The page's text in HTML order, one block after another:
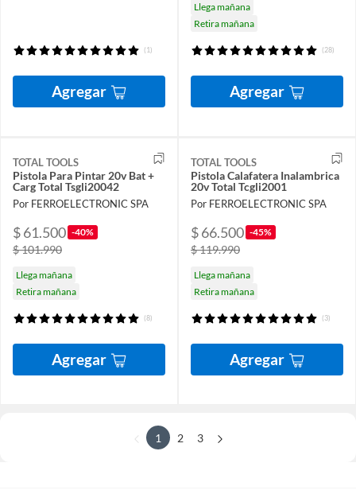
(1)
Agregar
Llega mañana
Retira mañana
(28)
Agregar
TOTAL TOOLS
Pistola Para Pintar 20v Bat +
Carg Total Tsgli20042
Por FERROELECTRONIC SPA
$ 61.500 -40%
$ 101.990
Llega mañana
Retira mañana
(8)
Agregar
TOTAL TOOLS
Pistola Calafatera Inalambrica
20v Total Tcgli2001
Por FERROELECTRONIC SPA
$ 66.500 -45%
$ 119.990
Llega mañana
Retira mañana
(3)
Agregar
1 2 3